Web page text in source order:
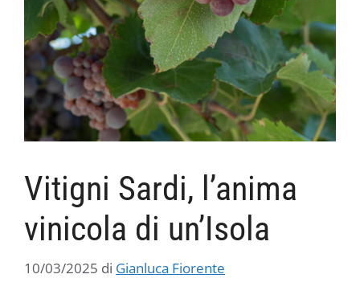
Vitigni Sardi, l’anima
vinicola di un’Isola
10/03/2025 di Gianluca Fiorente